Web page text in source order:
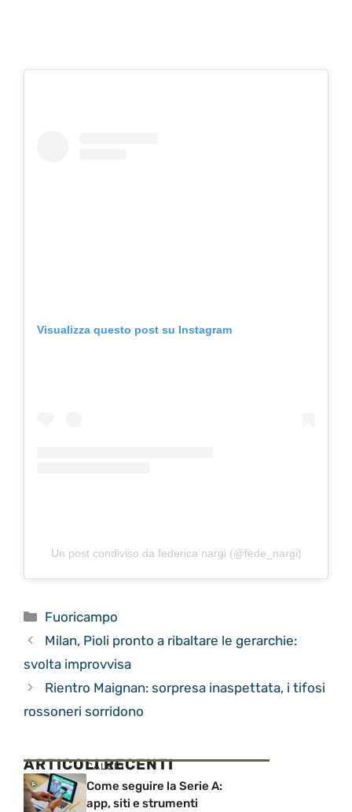
Visualizza questo post su Instagram
Un post condiviso da federica nargi (@fede_nargi)
Categorie
Fuoricampo
Milan, Pioli pronto a ribaltare le gerarchie:
svolta improvvisa
Rientro Maignan: sorpresa inaspettata, i tifosi
rossoneri sorridono
ARTICOLI RECENTI
CALCIO
Come seguire la Serie A:
app, siti e strumenti